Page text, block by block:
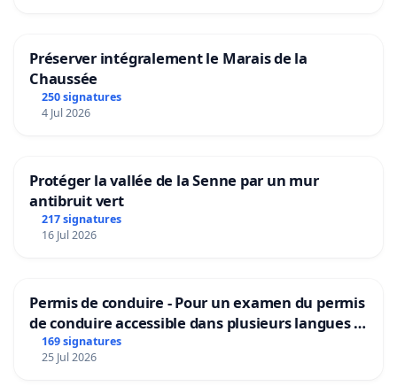
Préserver intégralement le Marais de la
Chaussée
250 signatures
4 Jul 2026
Protéger la vallée de la Senne par un mur
antibruit vert
217 signatures
16 Jul 2026
Permis de conduire - Pour un examen du permis
de conduire accessible dans plusieurs langues à
Bruxelles
169 signatures
25 Jul 2026